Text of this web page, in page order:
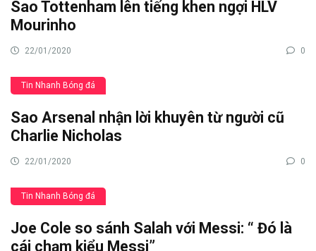
Sao Tottenham lên tiếng khen ngợi HLV
Mourinho
22/01/2020 0
Tin Nhanh Bóng đá
Sao Arsenal nhận lời khuyên từ người cũ
Charlie Nicholas
22/01/2020 0
Tin Nhanh Bóng đá
Joe Cole so sánh Salah với Messi: “ Đó là
cái chạm kiểu Messi”